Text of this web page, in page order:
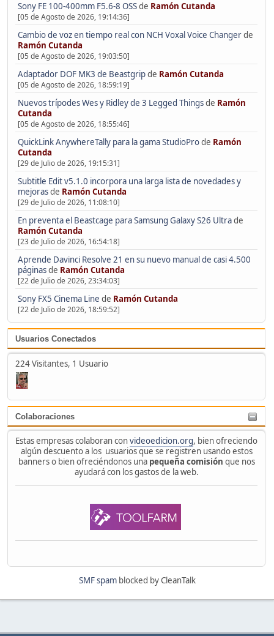
Sony FE 100-400mm F5.6-8 OSSde Ramón Cutanda
[05 de Agosto de 2026, 19:14:36]
Cambio de voz en tiempo real con NCH Voxal Voice Changerde
Ramón Cutanda
[05 de Agosto de 2026, 19:03:50]
Adaptador DOF MK3 de Beastgripde Ramón Cutanda
[05 de Agosto de 2026, 18:59:19]
Nuevos trípodes Wes y Ridley de 3 Legged Thingsde Ramón
Cutanda
[05 de Agosto de 2026, 18:55:46]
QuickLink AnywhereTally para la gama StudioProde Ramón
Cutanda
[29 de Julio de 2026, 19:15:31]
Subtitle Edit v5.1.0 incorpora una larga lista de novedades y
mejorasde Ramón Cutanda
[29 de Julio de 2026, 11:08:10]
En preventa el Beastcage para Samsung Galaxy S26 Ultrade
Ramón Cutanda
[23 de Julio de 2026, 16:54:18]
Aprende Davinci Resolve 21 en su nuevo manual de casi 4.500
páginasde Ramón Cutanda
[22 de Julio de 2026, 23:34:03]
Sony FX5 Cinema Line de Ramón Cutanda
[22 de Julio de 2026, 18:59:52]
Usuarios Conectados
224 Visitantes, 1 Usuario
Colaboraciones
Estas empresas colaboran convideoedicion.org, bien ofreciendo
algún descuento a los usuarios que se registren usando estos
banners o bien ofreciéndonos una pequeña comisión que nos
ayudará con los gastos de la web.
SMF spamblocked by CleanTalk